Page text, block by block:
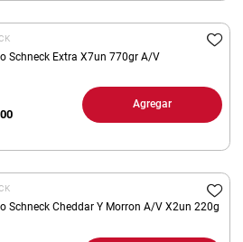
Schneck Extra X7un 770gr A/V
Agregar
Schneck Cheddar Y Morron A/V X2un 220g